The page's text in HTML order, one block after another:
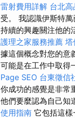
雷射費用詳解 台北
受。 我認識伊斯特
持續的興趣關注他的
護理之家服務推薦 塔
據這個概念對您的意
可能是在工作中取得
Page SEO 台東徵信
你成功的感覺是非常
他們要麼認為自己知
使用指南 它包括這